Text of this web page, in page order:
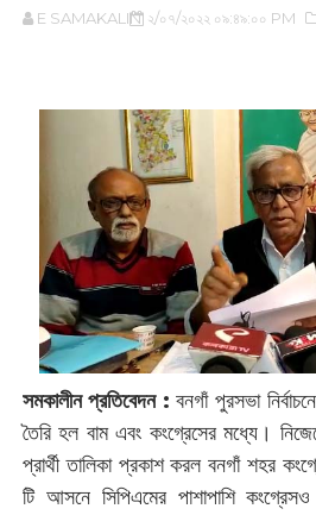
E SAMAKALIN ২/০৭/২০২২ ০৯:৪৯:০০ PM
সমকালীন প্রতিবেদন : ‌বনগাঁ পুরসভা
তৈরি হল বাম এবং কংগ্রেসের মধ্যে।
প্রার্থী তালিকা প্রকাশ করল বনগাঁ শহর
টি আসনে সিপিএমের পাশাপাশি